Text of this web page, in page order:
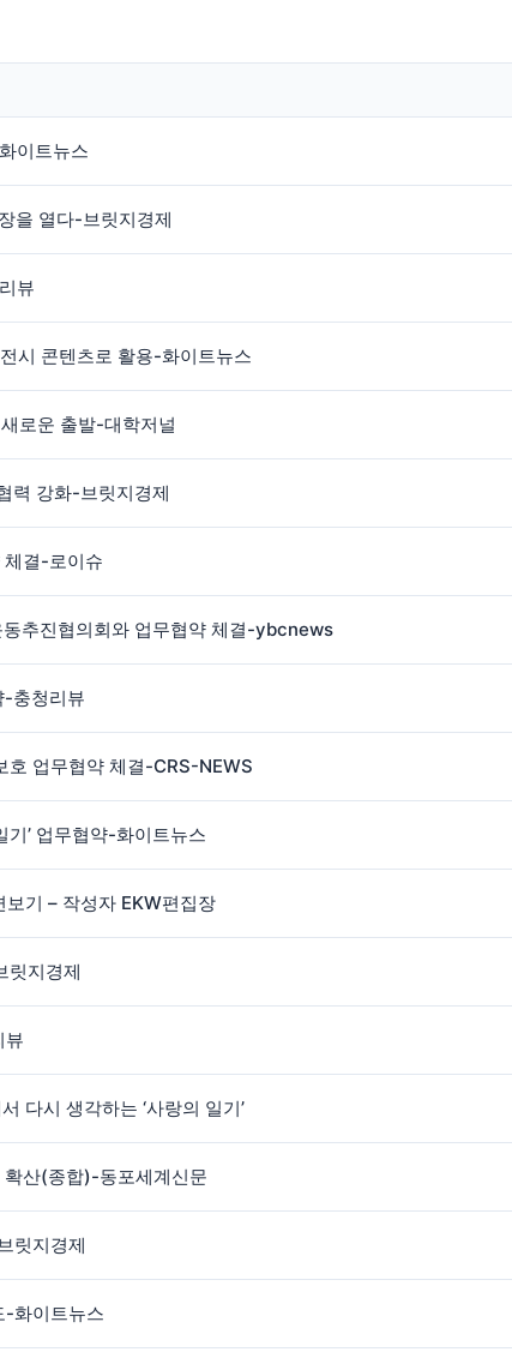
이트뉴스
을 열다-브릿지경제
뷰
시 콘텐츠로 활용-화이트뉴스
로운 출발-대학저널
력 강화-브릿지경제
체결-로이슈
추진협의회와 업무협약 체결-ybcnews
-충청리뷰
호 업무협약 체결-CRS-NEWS
기’ 업무협약-화이트뉴스
기 – 작성자 EKW편집장
릿지경제
뷰
다시 생각하는 ‘사랑의 일기’
확산(종합)-동포세계신문
릿지경제
-화이트뉴스